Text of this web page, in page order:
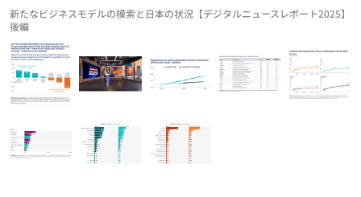
新たなビジネスモデルの模索と日本の状況【デジタルニュースレポート2025】
後編